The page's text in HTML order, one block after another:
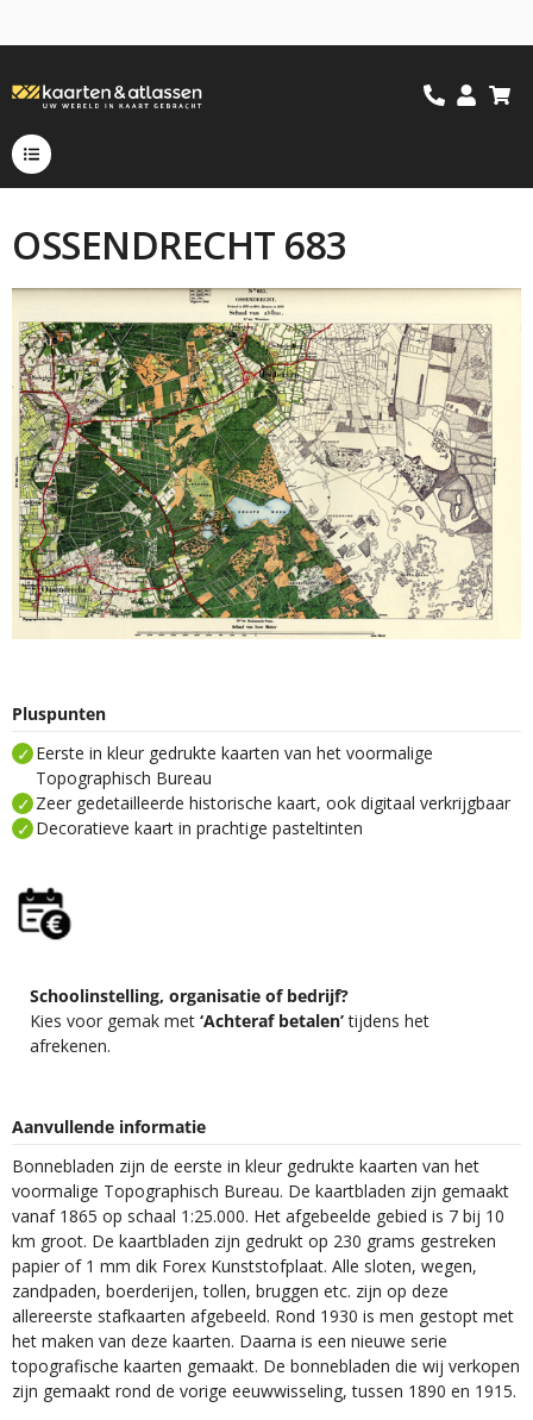
OSSENDRECHT 683
Pluspunten
Eerste in kleur gedrukte kaarten van het voormalige
Topographisch Bureau
Zeer gedetailleerde historische kaart, ook digitaal verkrijgbaar
Decoratieve kaart in prachtige pasteltinten
Schoolinstelling, organisatie of bedrijf?
Kies voor gemak met ‘Achteraf betalen’tijdens het
afrekenen.
Aanvullende informatie
Bonnebladen zijn de eerste in kleur gedrukte kaarten van het
voormalige Topographisch Bureau. De kaartbladen zijn gemaakt
vanaf 1865 op schaal 1:25.000. Het afgebeelde gebied is 7 bij 10
km groot. De kaartbladen zijn gedrukt op 230 grams gestreken
papier of 1 mm dik Forex Kunststofplaat. Alle sloten, wegen,
zandpaden, boerderijen, tollen, bruggen etc. zijn op deze
allereerste stafkaarten afgebeeld. Rond 1930 is men gestopt met
het maken van deze kaarten. Daarna is een nieuwe serie
topografische kaarten gemaakt. De bonnebladen die wij verkopen
zijn gemaakt rond de vorige eeuwwisseling, tussen 1890 en 1915.